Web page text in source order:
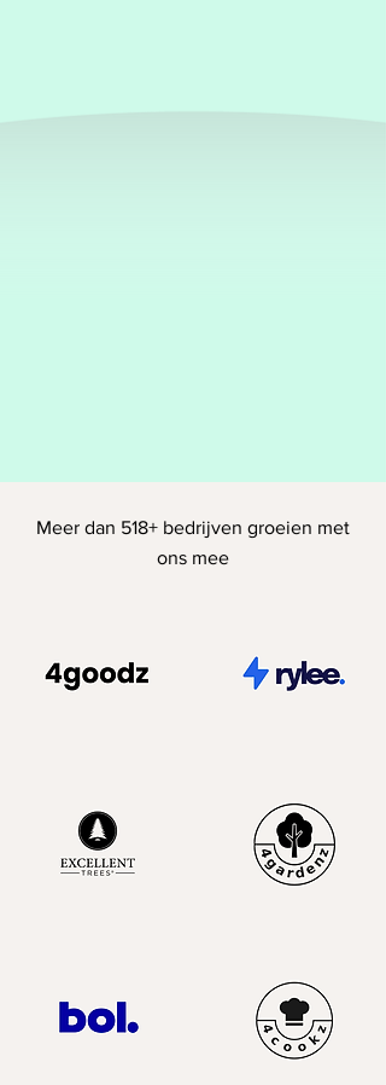
Meer dan 518+ bedrijven groeien met
ons mee